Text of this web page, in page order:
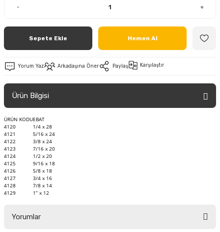
- +
Sepete Ekle Hemen Al
Yorum Yaz Arkadaşına Öner Paylaş Karşılaştır
Ürün Bilgisi
ÜRÜN KODUEBAT
4120
1/4 x 28
4121
5/16 x 24
4122
3/8 x 24
4123
7/16 x 20
4124
1/2 x 20
4125
9/16 x 18
4126
5/8 x 18
4127
3/4 x 16
4128
7/8 x 14
4129
1” x 12
Yorumlar